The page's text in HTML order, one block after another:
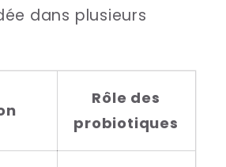
dans plusieurs
Rôle des
probiotiques